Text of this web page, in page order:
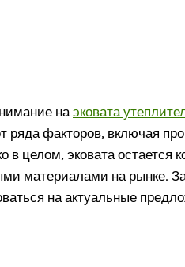
наэковата
ряда факторов, включая
целом, эковата остается
материалами на рынке.
на актуальные